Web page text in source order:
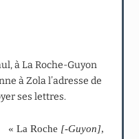
à La Roche-Guyon
à Zola l’adresse de
ses lettres.
« La Roche [-Guyon],